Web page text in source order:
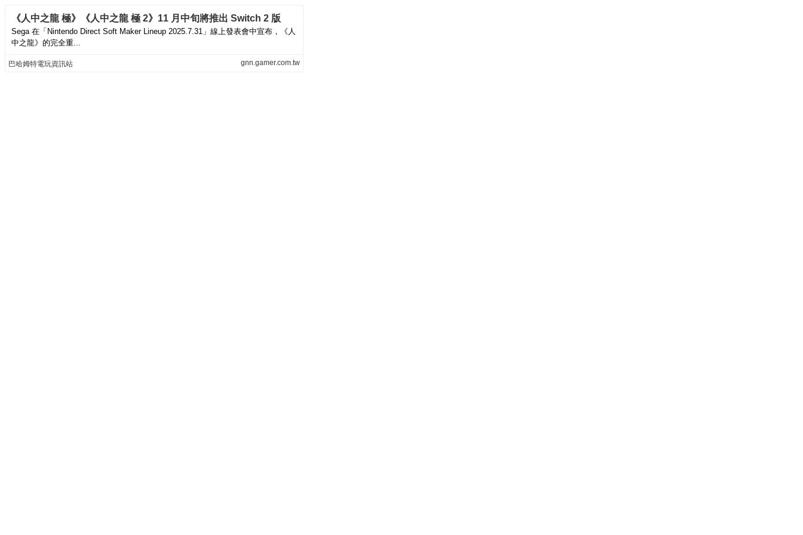
《人中之龍 極》《人中之龍 極 2》11 月中旬將推出 Switch 2 版
Sega 在「Nintendo Direct Soft Maker Lineup 2025.7.31」線上發表會中宣布，《人
中之龍》的完全重...
巴哈姆特電玩資訊站 gnn.gamer.com.tw